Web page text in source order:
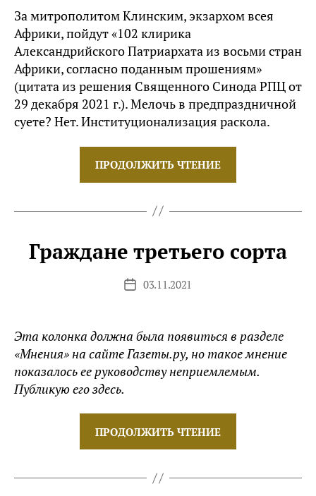
За митрополитом Клинским, экзархом всея
Африки, пойдут «102 клирика
Александрийского Патриархата из восьми стран
Африки, согласно поданным прошениям»
(цитата из решения Священного Синода РПЦ от
29 декабря 2021 г.). Мелочь в предпраздничной
суете? Нет. Институционализация раскола.
ПРОДОЛЖИТЬ ЧТЕНИЕ
Клинским?»
Граждане третьего сорта
Дата03.11.2021
Эта колонка должна была появиться в разделе
«Мнения» на сайте Газеты.ру, но такое мнение
показалось ее руководству неприемлемым.
Публикую его здесь.
ПРОДОЛЖИТЬ ЧТЕНИЕ